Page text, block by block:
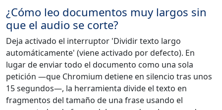
¿Cómo leo documentos muy largos sin
que el audio se corte?
Deja activado el interruptor 'Dividir texto largo
automáticamente' (viene activado por defecto). En
lugar de enviar todo el documento como una sola
petición —que Chromium detiene en silencio tras unos
15 segundos—, la herramienta divide el texto en
fragmentos del tamaño de una frase usando el